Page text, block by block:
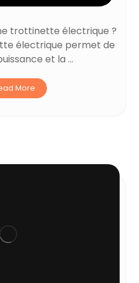
trottinette électrique ?
électrique permet de
et la ...
More